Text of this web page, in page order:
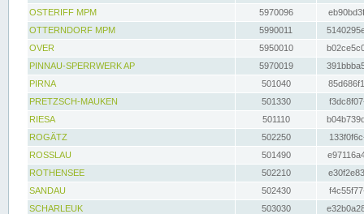
OSTERIFF MPM
5970096
OTTERNDORF MPM
5990011
OVER
5950010
PINNAU-SPERRWERK AP
5970019
PIRNA
501040
PRETZSCH-MAUKEN
501330
RIESA
501110
ROGÄTZ
502250
ROSSLAU
501490
ROTHENSEE
502210
SANDAU
502430
SCHARLEUK
503030